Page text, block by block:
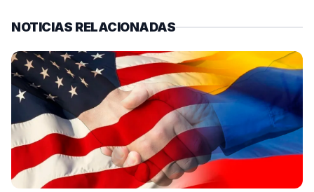
NOTICIAS RELACIONADAS